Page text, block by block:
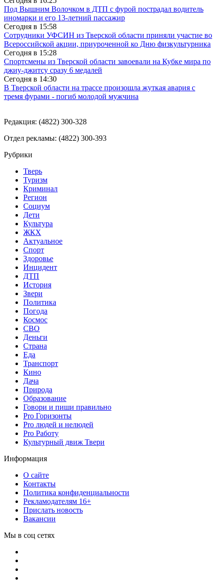
Под Вышним Волочком в ДТП с фурой пострадал водитель
иномарки и его 13-летний пассажир
Сегодня в 15:58
Сотрудники УФСИН из Тверской области приняли участие во
Всероссийской акции, приуроченной ко Дню физкультурника
Сегодня в 15:28
Спортсмены из Тверской области завоевали на Кубке мира по
джиу-джитсу сразу 6 медалей
Сегодня в 14:30
В Тверской области на трассе произошла жуткая авария с
тремя фурами - погиб молодой мужчина
Редакция: (4822) 300-328
Отдел рекламы: (4822) 300-393
Рубрики
Тверь
Туризм
Криминал
Регион
Социум
Дети
Культура
ЖКХ
Актуальное
Спорт
Здоровье
Инцидент
ДТП
История
Звери
Политика
Погода
Космос
СВО
Деньги
Страна
Еда
Транспорт
Кино
Дача
Природа
Образование
Говори и пиши правильно
Pro Горизонты
Pro людей и нелюдей
Pro Работу
Культурный движ Твери
Информация
О сайте
Контакты
Политика конфиденциальности
Рекламодателям 16+
Прислать новость
Вакансии
Мы в соц сетях